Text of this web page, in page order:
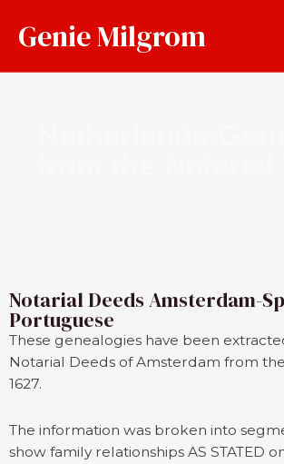
Genie Milgrom
Notarial Deeds Amsterdam-
Portuguese
These genealogies have been
Notarial Deeds of Amsterdam from
1627.
The information was broken into
show family relationships AS STATED